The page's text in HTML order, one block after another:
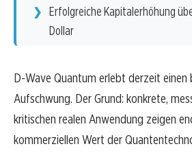
Erfolgreiche Kapitalerhöhung
Dollar
D-Wave Quantum erlebt derzeit einen
Aufschwung. Der Grund: konkrete,
kritischen realen Anwendung zeigen
kommerziellen Wert der